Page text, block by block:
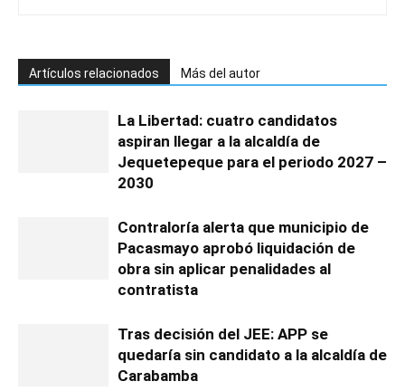
Artículos relacionados Más del autor
La Libertad: cuatro candidatos
aspiran llegar a la alcaldía de
Jequetepeque para el periodo 2027 –
2030
Contraloría alerta que municipio de
Pacasmayo aprobó liquidación de
obra sin aplicar penalidades al
contratista
Tras decisión del JEE: APP se
quedaría sin candidato a la alcaldía de
Carabamba